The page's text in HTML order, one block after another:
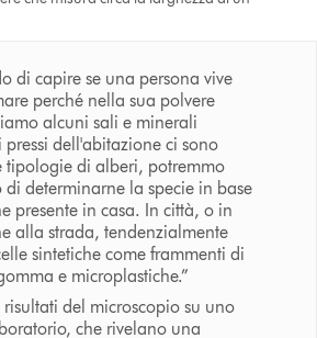
di capire se una persona vive
perché nella sua polvere
alcuni sali e minerali
pressi dell'abitazione ci sono
tipologie di alberi, potremmo
di determinarne la specie in base
presente in casa. In città, o in
alla strada, tendenzialmente
sintetiche come frammenti di
e microplastiche.”
del microscopio su uno
che rivelano una